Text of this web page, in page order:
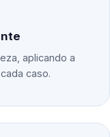
aplicando a
caso.